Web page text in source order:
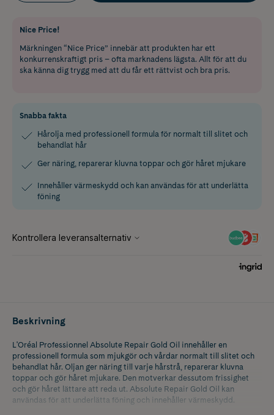
Nice Price!
Märkningen “Nice Price” innebär att produkten har ett
konkurrenskraftigt pris – ofta marknadens lägsta. Allt för att du
ska känna dig trygg med att du får ett rättvist och bra pris.
Snabba fakta
Hårolja med professionell formula för normalt till slitet och
behandlat hår
Ger näring, reparerar kluvna toppar och gör håret mjukare
Innehåller värmeskydd och kan användas för att underlätta
föning
Beskrivning
L'Oréal Professionnel Absolute Repair Gold Oil innehåller en
professionell formula som mjukgör och vårdar normalt till slitet och
behandlat hår. Oljan ger näring till varje hårstrå, reparerar kluvna
toppar och gör håret mjukare. Den motverkar dessutom frissighet
och gör håret lättare att reda ut. Absolute Repair Gold Oil kan
användas för att underlätta föning och innehåller värmeskydd.